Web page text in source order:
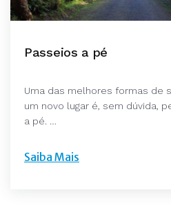
Passeios a pé
Uma das melhores formas de
um novo lugar é, sem dúvida,
a pé. …
Saiba Mais